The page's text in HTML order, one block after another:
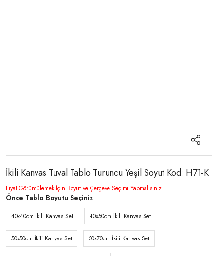
İkili Kanvas Tuval Tablo Turuncu Yeşil Soyut Kod: H71-K
Fiyat Görüntülemek İçin Boyut ve Çerçeve Seçimi Yapmalısınız
Önce Tablo Boyutu Seçiniz
40x40cm İkili Kanvas Set 40x50cm İkili Kanvas Set
50x50cm İkili Kanvas Set 50x70cm İkili Kanvas Set